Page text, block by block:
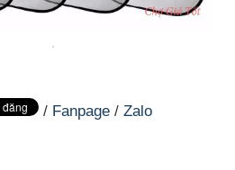
/ Fanpage /Zalo